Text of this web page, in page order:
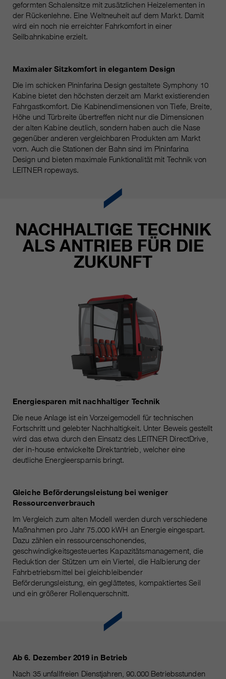
geformten Schalensitze mit zusätzlichen Heizelementen in
der Rückenlehne. Eine Weltneuheit auf dem Markt. Damit
wird ein noch nie erreichter Fahrkomfort in einer
Seilbahnkabine erzielt.
Maximaler Sitzkomfort in elegantem Design
Die im schicken Pininfarina Design gestaltete Symphony 10
Kabine bietet den höchsten derzeit am Markt existierenden
Fahrgastkomfort. Die Kabinendimensionen von Tiefe, Breite,
Höhe und Türbreite übertreffen nicht nur die Dimensionen
der alten Kabine deutlich, sondern haben auch die Nase
gegenüber anderen vergleichbaren Produkten am Markt
vorn. Auch die Stationen der Bahn sind im Pininfarina
Design und bieten maximale Funktionalität mit Technik von
LEITNER ropeways.
NACHHALTIGE TECHNIK
ALS ANTRIEB FÜR DIE
ZUKUNFT
Energiesparen mit nachhaltiger Technik
Die neue Anlage ist ein Vorzeigemodell für technischen
Fortschritt und gelebter Nachhaltigkeit. Unter Beweis gestellt
wird das etwa durch den Einsatz des LEITNER DirectDrive,
der in-house entwickelte Direktantrieb, welcher eine
deutliche Energieersparnis bringt.
Gleiche Beförderungsleistung bei weniger
Ressourcenverbrauch
Im Vergleich zum alten Modell werden durch verschiedene
Maßnahmen pro Jahr 75.000 kWH an Energie eingespart.
Dazu zählen ein ressourcenschonendes,
geschwindigkeitsgesteuertes Kapazitätsmanagement, die
Reduktion der Stützen um ein Viertel, die Halbierung der
Fahrbetriebsmittel bei gleichbleibender
Beförderungsleistung, ein geglättetes, kompaktiertes Seil
und ein größerer Rollenquerschnitt.
Ab 6. Dezember 2019 in Betrieb
Nach 35 unfallfreien Dienstjahren, 90.000 Betriebsstunden
https://policies.google.com/privacy.
Gesammelte nicht
personenbezogene Daten werden
verwendet, um Berichte über die
Apps zu verbessern. Diese
unsere Kunden / Partner
weitergegeben.